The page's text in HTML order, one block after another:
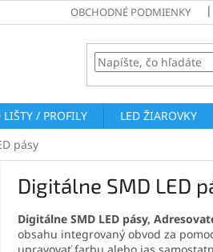
OBCHODNÉ PODMIENKY
LIŠTY / PROFILY LED ŽIAROVKY
pásy
Digitálne SMD LED
Digitálne SMD LED pásy,
obsahu integrovaný obvod za